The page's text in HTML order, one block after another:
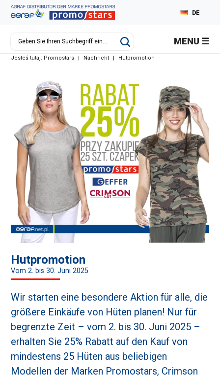
EN
DE
MENU
Jesteś tutaj: Promostars | Nachricht | Hutpromotion
Hutpromotion
Vom 2. bis 30. Juni 2025
Wir starten eine besondere Aktion für alle, die
größere Einkäufe von Hüten planen! Nur für
begrenzte Zeit – vom 2. bis 30. Juni 2025 –
erhalten Sie 25% Rabatt auf den Kauf von
mindestens 25 Hüten aus beliebigen
Modellen der Marken Promostars, Crimson